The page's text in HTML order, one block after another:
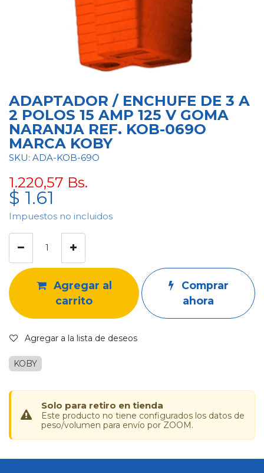
ADAPTADOR / ENCHUFE DE 3 A
2 POLOS 15 AMP 125 V GOMA
NARANJA REF. KOB-069O
MARCA KOBY
SKU: ADA-KOB-69O
1.220,57 Bs.
$ 1.61
Impuestos no incluidos
Agregar al
carrito
Comprar
ahora
Agregar a la lista de deseos
KOBY
Solo para retiro en tienda
Este producto no tiene configurados los datos de
peso/volumen para envío por ZOOM.